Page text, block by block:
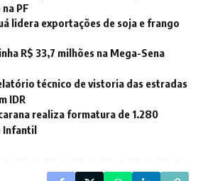
PF
lidera exportações de soja e frango
R$ 33,7 milhões na Mega-Sena
técnico de vistoria das estradas
IDR
realiza formatura de 1.280
Infantil